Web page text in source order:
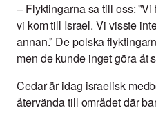
– Flyktingarna sa till oss:
vi kom till Israel. Vi visste
annan.” De polska
men de kunde inget göra åt
Cedar är idag israelisk
återvända till området där